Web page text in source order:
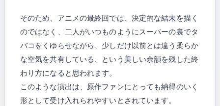
そのため、アニメの最終回では、決定的な結末を描く
のではなく、二人がいつものようにスーパーの裏でタ
バコをくゆらせながら、少しだけ以前とは違う柔らか
な空気を共有している、という美しい余韻を残した終
わり方になると思われます。
このような演出は、原作ファンにとっても納得のいく
形として受け入れられやすいとされています。